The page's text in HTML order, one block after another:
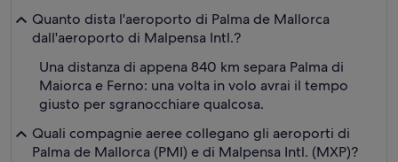
Quanto dista l'aeroporto di Palma de Mallorca
dall'aeroporto di Malpensa Intl.?
Una distanza di appena 840 km separa Palma di
Maiorca e Ferno: una volta in volo avrai il tempo
giusto per sgranocchiare qualcosa.
Quali compagnie aeree collegano gli aeroporti di
Palma de Mallorca (PMI) e di Malpensa Intl. (MXP)?